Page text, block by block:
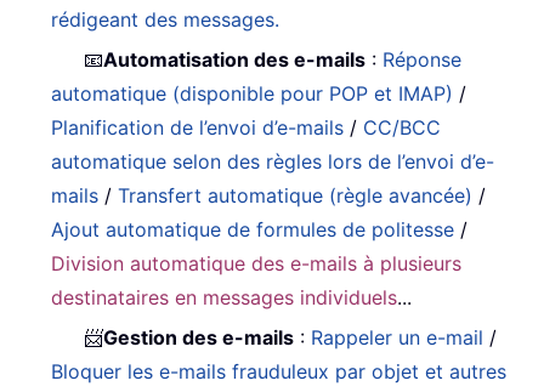
rédigeant des messages.
📧Automatisation des e-mails : Réponse
automatique (disponible pour POP et IMAP) /
Planification de l’envoi d’e-mails / CC/BCC
automatique selon des règles lors de l’envoi d’e-
mails /Transfert automatique (règle avancée) /
Ajout automatique de formules de politesse /
Division automatique des e-mails à plusieurs
destinataires en messages individuels...
📨Gestion des e-mails : Rappeler un e-mail /
Bloquer les e-mails frauduleux par objet et autres